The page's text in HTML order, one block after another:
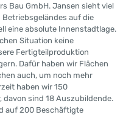
Bau GmbH. Jansen sieht viel
Betriebsgeländes auf die
eine absolute Innenstadtlage.
Situation keine
Fertigteilproduktion
Dafür haben wir Flächen
auch, um noch mehr
haben wir 150
sind 18 Auszubildende.
auf 200 Beschäftigte